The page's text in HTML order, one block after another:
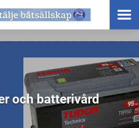
och batterivård